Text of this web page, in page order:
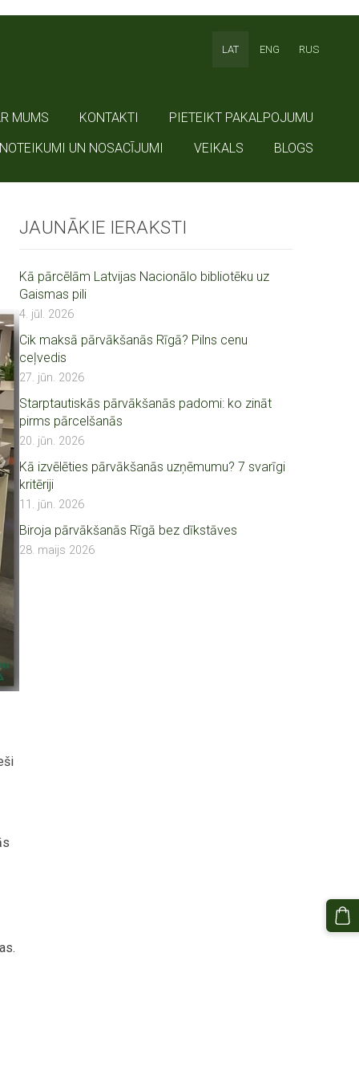
MUMS KONTAKTI
PIETEIKT PAKALPOJUMU
NOTEIKUMI UN NOSACĪJUMI
VEIKALS BLOGS
LAT ENG RUS
JAUNĀKIE IERAKSTI
Kā pārcēlām Latvijas Nacionālo bibliotēku uz
Gaismas pili
4. jūl. 2026
Cik maksā pārvākšanās Rīgā? Pilns cenu
ceļvedis
27. jūn. 2026
Starptautiskās pārvākšanās padomi: ko zināt
pirms pārcelšanās
20. jūn. 2026
Kā izvēlēties pārvākšanās uzņēmumu? 7 svarīgi
kritēriji
11. jūn. 2026
Biroja pārvākšanās Rīgā bez dīkstāves
28. maijs 2026